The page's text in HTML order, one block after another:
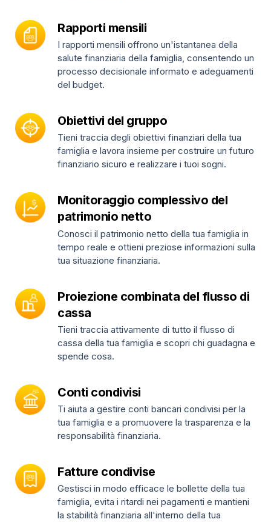
Rapporti mensili
I rapporti mensili offrono un'istantanea della
salute finanziaria della famiglia, consentendo un
processo decisionale informato e adeguamenti
del budget.
Obiettivi del gruppo
Tieni traccia degli obiettivi finanziari della tua
famiglia e lavora insieme per costruire un futuro
finanziario sicuro e realizzare i tuoi sogni.
Monitoraggio complessivo del
patrimonio netto
Conosci il patrimonio netto della tua famiglia in
tempo reale e ottieni preziose informazioni sulla
tua situazione finanziaria.
Proiezione combinata del flusso di
cassa
Tieni traccia attivamente di tutto il flusso di
cassa della tua famiglia e scopri chi guadagna e
spende cosa.
Conti condivisi
Ti aiuta a gestire conti bancari condivisi per la
tua famiglia e a promuovere la trasparenza e la
responsabilità finanziaria.
Fatture condivise
Gestisci in modo efficace le bollette della tua
famiglia, evita i ritardi nei pagamenti e mantieni
la stabilità finanziaria all'interno della tua